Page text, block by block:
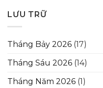
LƯU TRỮ
Tháng Bảy 2026 (17)
Tháng Sáu 2026 (14)
Tháng Năm 2026 (1)